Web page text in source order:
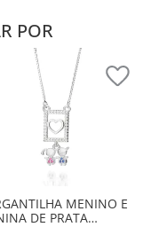
POR
MENINO E
DE PRATA